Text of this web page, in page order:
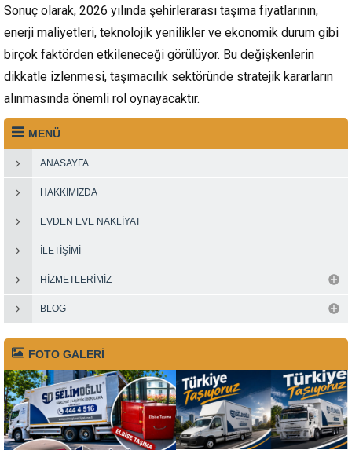
Sonuç olarak, 2026 yılında şehirlerarası taşıma fiyatlarının,
enerji maliyetleri, teknolojik yenilikler ve ekonomik durum gibi
birçok faktörden etkileneceği görülüyor. Bu değişkenlerin
dikkatle izlenmesi, taşımacılık sektöründe stratejik kararların
alınmasında önemli rol oynayacaktır.
MENÜ
ANASAYFA
HAKKIMIZDA
EVDEN EVE NAKLIYAT
İLETIŞIMI
HIZMETLERIMIZ
BLOG
FOTO GALERİ